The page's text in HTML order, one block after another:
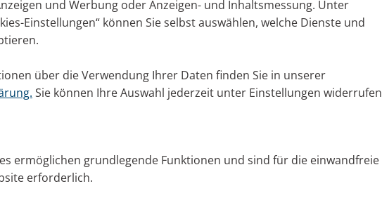
und Werbung oder Anzeigen- und Inhaltsmessung. Unter
Einstellungen“ können Sie selbst auswählen, welche Dienste und
über die Verwendung Ihrer Daten finden Sie in unserer
Sie können Ihre Auswahl jederzeit unter Einstellungen widerrufen
ermöglichen grundlegende Funktionen und sind für die einwandfreie
erforderlich.